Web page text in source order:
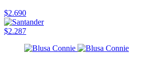
$2.690
$2.287